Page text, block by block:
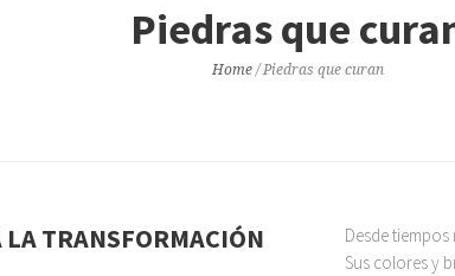
Piedras que
Home /Piedras que curan
TRANSFORMACIÓN
Desde
Sus colores y